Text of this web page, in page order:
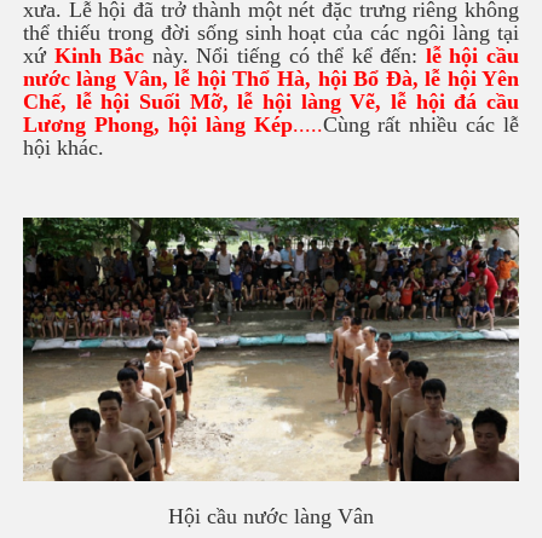
xưa. Lễ hội đã trở thành một nét đặc trưng riêng không
thể thiếu trong đời sống sinh hoạt của các ngôi làng tại
xứ Kinh Bắc này. Nổi tiếng có thể kể đến: lễ hội cầu
nước làng Vân, lễ hội Thổ Hà, hội Bổ Đà, lễ hội Yên
Chế, lễ hội Suối Mỡ, lễ hội làng Vẽ, lễ hội đá cầu
Lương Phong, hội làng Kép.....Cùng rất nhiều các lễ
hội khác.
Hội cầu nước làng Vân